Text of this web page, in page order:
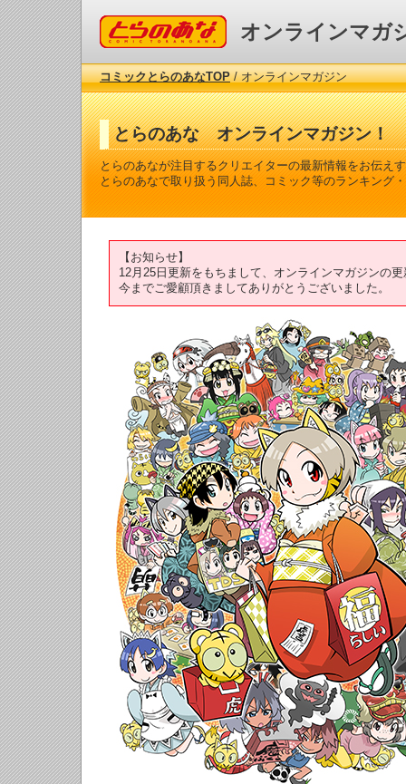
コミックとらのあな オンラインマガ
コミックとらのあなTOP/ オンラインマガジン
とらのあな オンラインマガジン！
とらのあなが注目するクリエイターの最新情報をお伝え
とらのあなで取り扱う同人誌、コミック等のランキング
【お知らせ】
12月25日更新をもちまして、オンラインマガジンの
今までご愛顧頂きましてありがとうございました。